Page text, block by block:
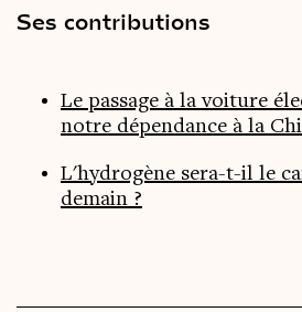
Ses contributions
Le passage à la voiture
notre dépendance à la
L'hydrogène sera-t-il le
demain ?